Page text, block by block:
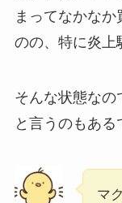
まってなかな
のの、特に炎上
そんな状態なの
と言うのもある
マ